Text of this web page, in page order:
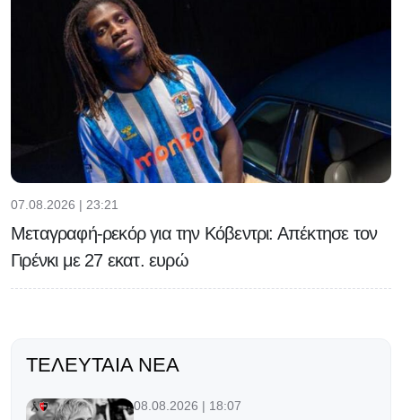
07.08.2026 | 23:21
Μεταγραφή-ρεκόρ για την Κόβεντρι: Απέκτησε τον
Γιρένκι με 27 εκατ. ευρώ
ΤΕΛΕΥΤΑΊΑ ΝΈΑ
08.08.2026 | 18:07